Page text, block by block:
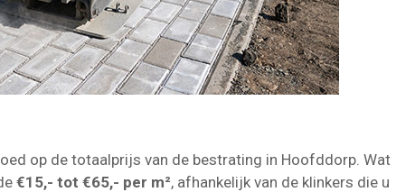
op de totaalprijs van de bestrating in Hoofddorp. Wat
€15,- tot €65,- per m², afhankelijk van de klinkers die u